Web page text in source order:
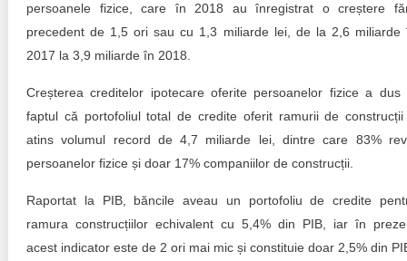
persoanele fizice, care în 2018 au înregistrat o creștere
precedent de 1,5 ori sau cu 1,3 miliarde lei, de la 2,6 miliarde
2017 la 3,9 miliarde în 2018.
Creșterea creditelor ipotecare oferite persoanelor fizice a dus
faptul că portofoliul total de credite oferit ramurii de
atins volumul record de 4,7 miliarde lei, dintre care 83%
persoanelor fizice și doar 17% companiilor de construcții.
Raportat la PIB, băncile aveau un portofoliu de credite
ramura construcțiilor echivalent cu 5,4% din PIB, iar în
acest indicator este de 2 ori mai mic și constituie doar 2,5% din